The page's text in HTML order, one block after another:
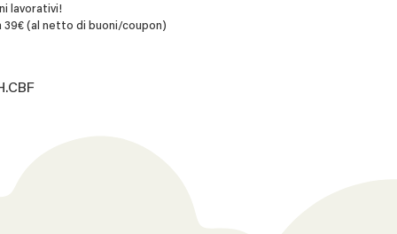
lavorativi!
(al netto di buoni/coupon)